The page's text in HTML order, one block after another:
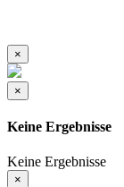
×
×
Keine Ergebnisse
Keine Ergebnisse
×